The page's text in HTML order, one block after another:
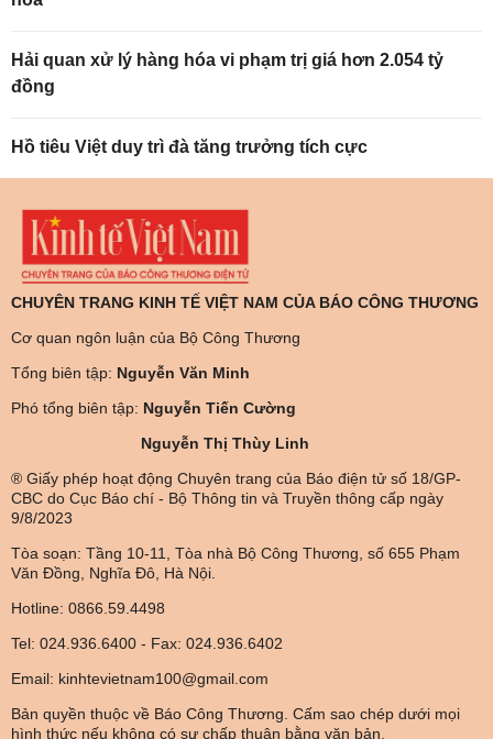
Hải quan xử lý hàng hóa vi phạm trị giá hơn 2.054 tỷ
đồng
Hồ tiêu Việt duy trì đà tăng trưởng tích cực
CHUYÊN TRANG KINH TẾ VIỆT NAM CỦA BÁO CÔNG THƯƠNG
Cơ quan ngôn luận của Bộ Công Thương
Tổng biên tập: Nguyễn Văn Minh
Phó tổng biên tập: Nguyễn Tiến Cường
Nguyễn Thị Thùy Linh
® Giấy phép hoạt động Chuyên trang của Báo điện tử số 18/GP-
CBC do Cục Báo chí - Bộ Thông tin và Truyền thông cấp ngày
9/8/2023
Tòa soạn: Tầng 10-11, Tòa nhà Bộ Công Thương, số 655 Phạm
Văn Đồng, Nghĩa Đô, Hà Nội.
Hotline: 0866.59.4498
Tel: 024.936.6400 - Fax: 024.936.6402
Email: kinhtevietnam100@gmail.com
Bản quyền thuộc về Báo Công Thương. Cấm sao chép dưới mọi
hình thức nếu không có sự chấp thuận bằng văn bản.